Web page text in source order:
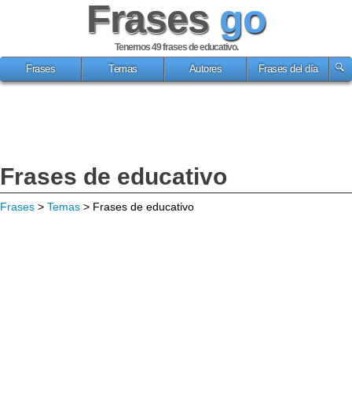
Frases go
Tenemos 49frases de educativo.
Frases
Temas Autores Frases del día
Frases de educativo
Frases > Temas > Frases de educativo